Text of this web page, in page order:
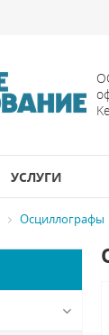
УСЛУГИ
Осциллографы